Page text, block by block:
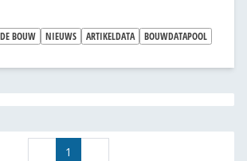
BOUW NIEUWS ARTIKELDATA
BOUWDATAPOOL
1